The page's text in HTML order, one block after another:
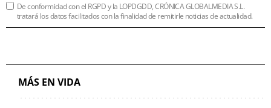
De conformidad con el RGPD y la LOPDGDD, CRÓNICA GLOBALMEDIA S.L.
tratará los datos facilitados con la finalidad de remitirle noticias de actualidad.
MÁS EN VIDA